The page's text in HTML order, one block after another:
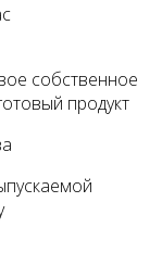
собственное
продукт